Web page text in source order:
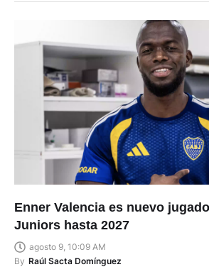
Enner Valencia es nuevo
Juniors hasta 2027
agosto 9, 10:09 AM
By Raúl Sacta Domínguez